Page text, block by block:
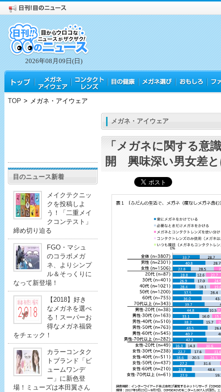
2026年08月09日(日)
TOP > メガネ・アイウェア
目のニュース新着
メイクテクニッ
クを投稿しよ
う！「二重メイ
クコンテスト」
締め切り迫る
FGO・マシュ
のコラボメガ
ネ、よりシンプ
ル＆そっくりに
なって新登場！
【2018】好き
なメガネを選べ
る！スーパーお
得なメガネ福袋
をチェック！
カラーコンタク
トブランド「ビ
ュームワンデ
ー」に新色登
場！ミューズは本田翼さん
メガネ・アイウェア
「メガネに関する意
開 興味深い男女差